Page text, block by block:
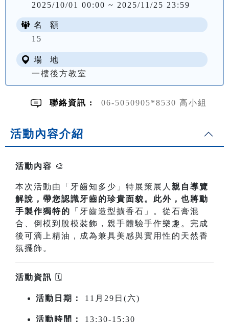
2025/10/01 00:00 ~ 2025/11/25 23:59
名 額
15
場 地
一樓後方教室
聯絡資訊 : 06-5050905*8530 高小組
活動內容介紹
活動內容 🎨
本次活動由「牙齒知多少」特展策展人 親自導覽
解說，帶您認識牙齒的珍貴面貌。此外，也將動
手製作獨特的
「牙齒造型擴香石」。從石膏混
合、倒模到脫模裝飾，親手體驗手作樂趣。完成
後可滴上精油，成為兼具美感與實用性的天然香
氛擺飾。
活動資訊 🗓️
活動日期： 11月29日(六)
活動時間： 13:30-15:30